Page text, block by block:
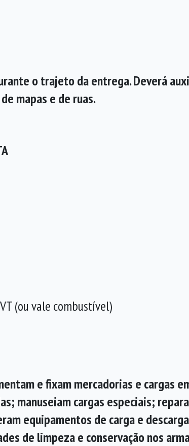
o trajeto da entrega. Deverá
mapas e de ruas.
DE MOTORISTA
(ou vale combustível)
e fixam mercadorias e cargas
manuseiam cargas especiais;
equipamentos de carga e
de limpeza e conservação nos